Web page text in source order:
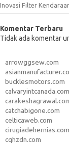
Inovasi Filter
Komentar Terbaru
Tidak ada komentar
arrowggsew.com
bucklesmotors.com
calvaryintcanada.com
catchabigone.com
celticaweb.com
cirugiadehernias.com
cqhzdn.com